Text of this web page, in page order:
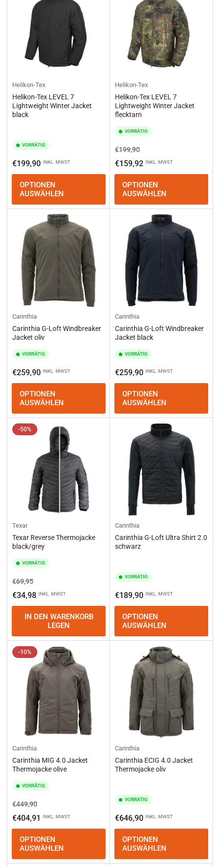
Helikon-Tex
Helikon-Tex LEVEL 7
Lightweight Winter Jacket
black
VORRÄTIG
Normaler
Preis
€199,90 INKL. MWST
OPTIONEN
AUSWÄHLEN
Helikon-Tex
Helikon-Tex LEVEL 7
Lightweight Winter Jacket
flecktarn
VORRÄTIG
Normaler
Preis
€199,90Ausverkaufspreis
€159,92 INKL. MWST
OPTIONEN
AUSWÄHLEN
Carinthia
Carinthia G-Loft Windbreaker
Jacket oliv
VORRÄTIG
Normaler
Preis
€259,90 INKL. MWST
OPTIONEN
AUSWÄHLEN
Carinthia
Carinthia G-Loft Windbreaker
Jacket black
VORRÄTIG
Normaler
Preis
€259,90 INKL. MWST
OPTIONEN
AUSWÄHLEN
-50%
Texar
Texar Reverse Thermojacke
black/grey
VORRÄTIG
Normaler
Preis
€69,95Ausverkaufspreis
€34,98 INKL. MWST
IN DEN WARENKORB
LEGEN
Carinthia
Carinthia G-Loft Ultra Shirt 2.0
schwarz
VORRÄTIG
Normaler
Preis
€189,90 INKL. MWST
OPTIONEN
AUSWÄHLEN
-10%
Carinthia
Carinthia MIG 4.0 Jacket
Thermojacke olive
VORRÄTIG
Normaler
Preis
€449,90Ausverkaufspreis
€404,91 INKL. MWST
OPTIONEN
AUSWÄHLEN
Carinthia
Carinthia ECIG 4.0 Jacket
Thermojacke oliv
VORRÄTIG
Normaler
Preis
€646,90 INKL. MWST
OPTIONEN
AUSWÄHLEN